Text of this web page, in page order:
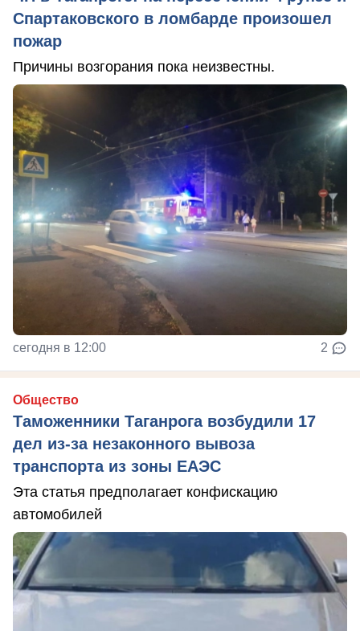
Спартаковского в ломбарде произошел
пожар
Причины возгорания пока неизвестны.
сегодня в 12:00 2
Общество
Таможенники Таганрога возбудили 17
дел из-за незаконного вывоза
транспорта из зоны ЕАЭС
Эта статья предполагает конфискацию
автомобилей